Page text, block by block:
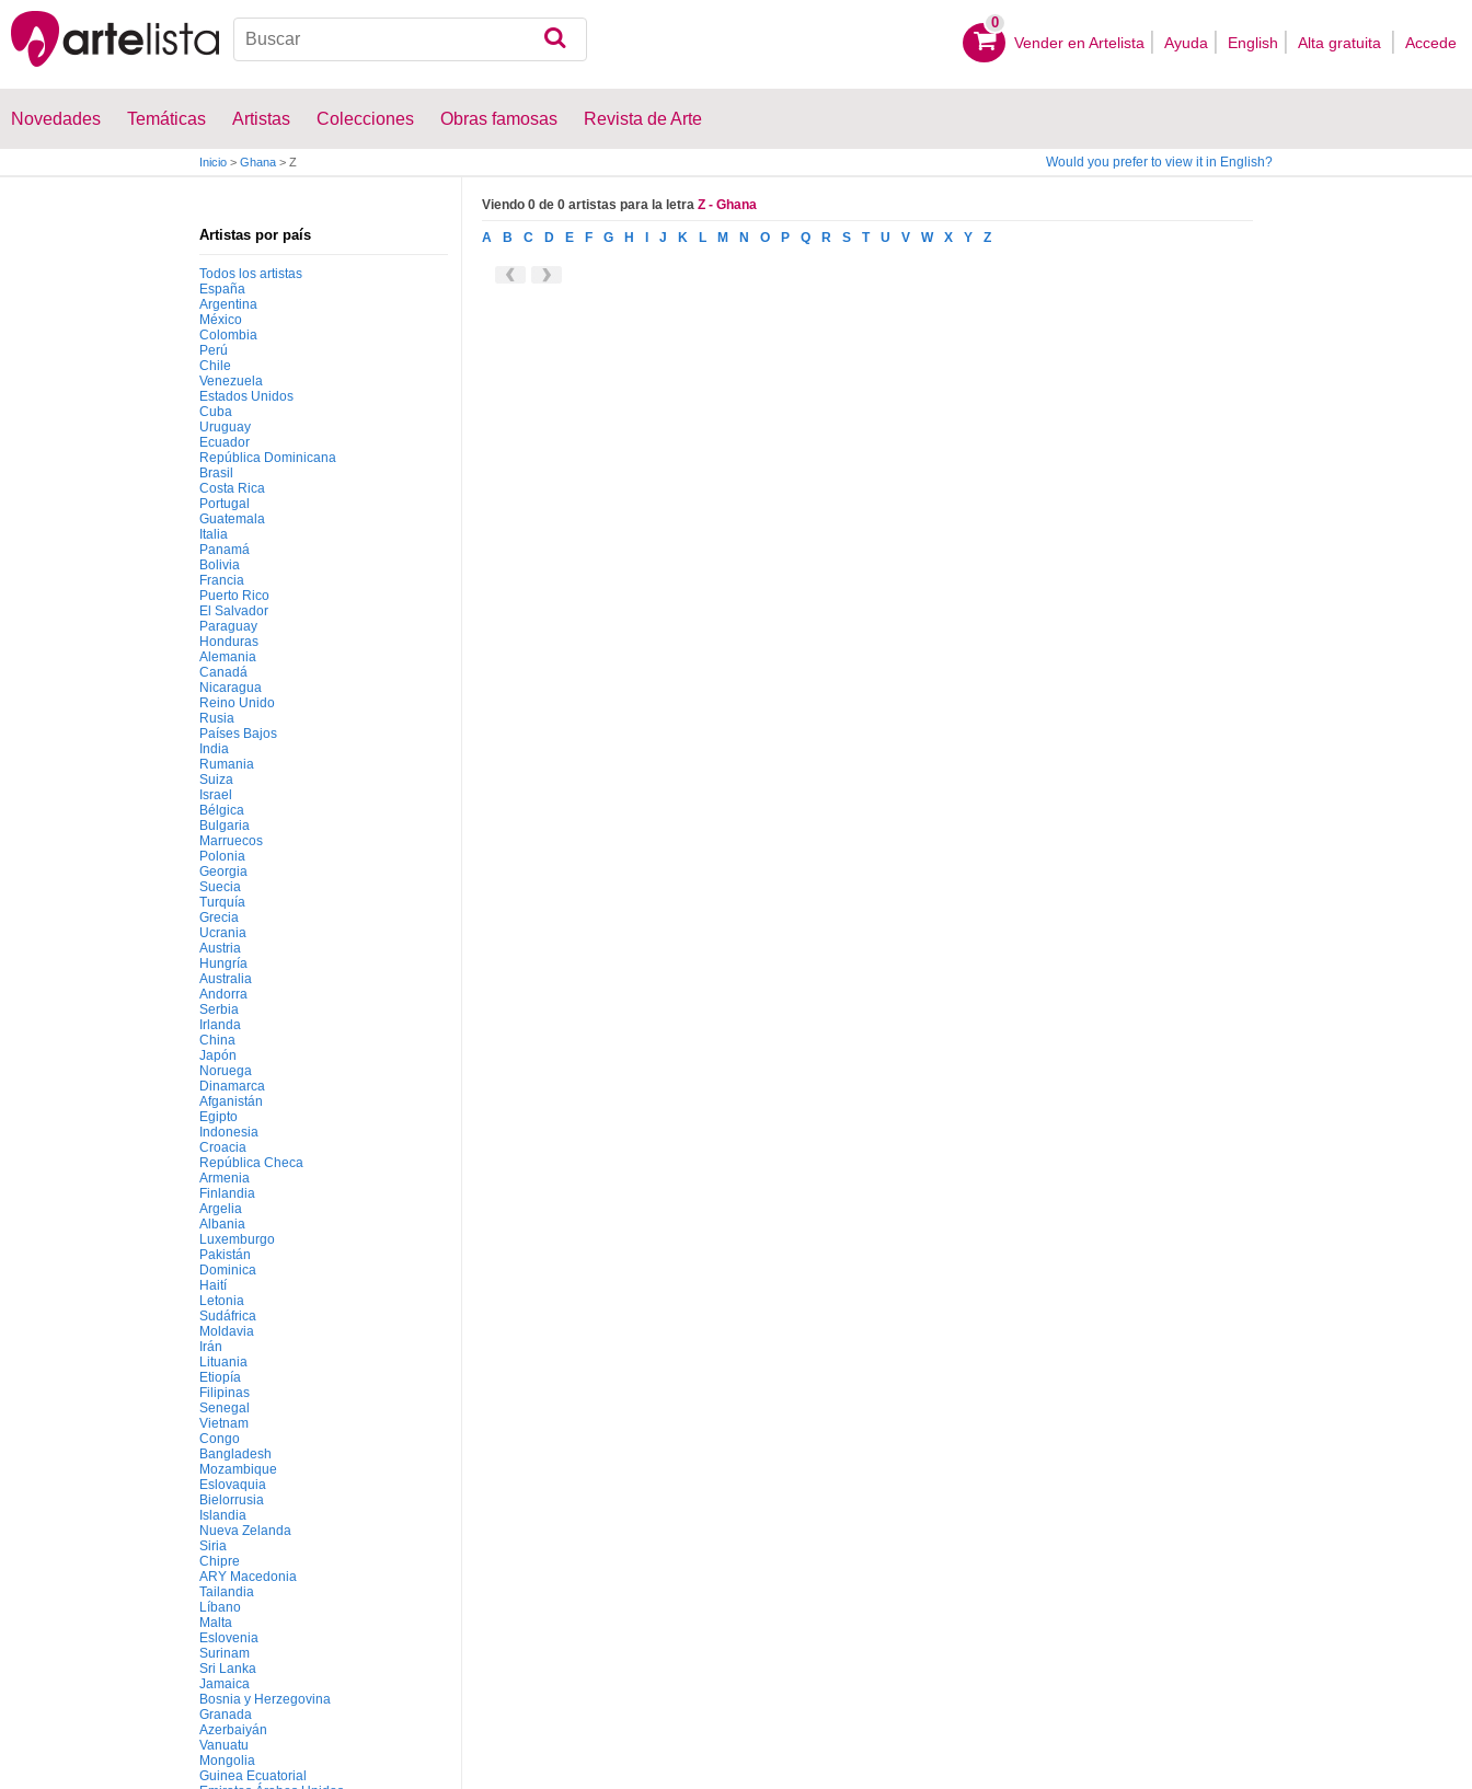
0
Vender en Artelista Ayuda English Alta gratuita Accede
Novedades Temáticas Artistas Colecciones Obras famosas Revista de Arte
Inicio > Ghana > Z Would you prefer to view it in English?
Artistas por país
Todos los artistas
España
Argentina
México
Colombia
Perú
Chile
Venezuela
Estados Unidos
Cuba
Uruguay
Ecuador
República Dominicana
Brasil
Costa Rica
Portugal
Guatemala
Italia
Panamá
Bolivia
Francia
Puerto Rico
El Salvador
Paraguay
Honduras
Alemania
Canadá
Nicaragua
Reino Unido
Rusia
Países Bajos
India
Rumania
Suiza
Israel
Bélgica
Bulgaria
Marruecos
Polonia
Georgia
Suecia
Turquía
Grecia
Ucrania
Austria
Hungría
Australia
Andorra
Serbia
Irlanda
China
Japón
Noruega
Dinamarca
Afganistán
Egipto
Indonesia
Croacia
República Checa
Armenia
Finlandia
Argelia
Albania
Luxemburgo
Pakistán
Dominica
Haití
Letonia
Sudáfrica
Moldavia
Irán
Lituania
Etiopía
Filipinas
Senegal
Vietnam
Congo
Bangladesh
Mozambique
Eslovaquia
Bielorrusia
Islandia
Nueva Zelanda
Siria
Chipre
ARY Macedonia
Tailandia
Líbano
Malta
Eslovenia
Surinam
Sri Lanka
Jamaica
Bosnia y Herzegovina
Granada
Azerbaiyán
Vanuatu
Mongolia
Guinea Ecuatorial
Viendo 0 de 0 artistas para la letra Z - Ghana
A B C D E F G H J K L M N O P Q R S T U V W X Y Z